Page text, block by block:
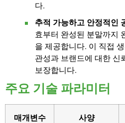
다.
추적 가능하고 안정적인
효부터 완성된 분말까지
을 제공합니다. 이 직접
관성과 브랜드에 대한 신
보장합니다.
주요 기술 파라미터
매개변수 사양